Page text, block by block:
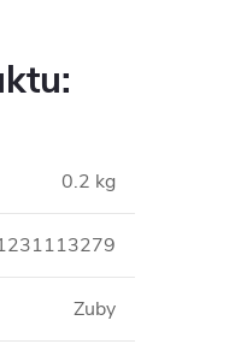
0.2 kg
Zuby